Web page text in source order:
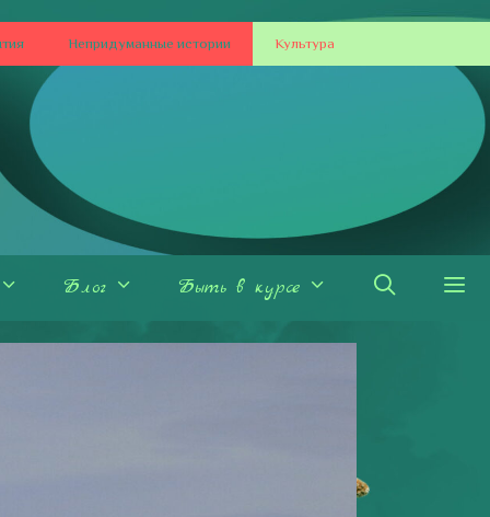
Непридуманные истории Культура
Блог Быть в курсе